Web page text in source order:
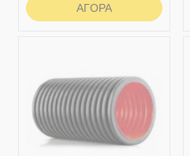
ΑΓΟΡΆ